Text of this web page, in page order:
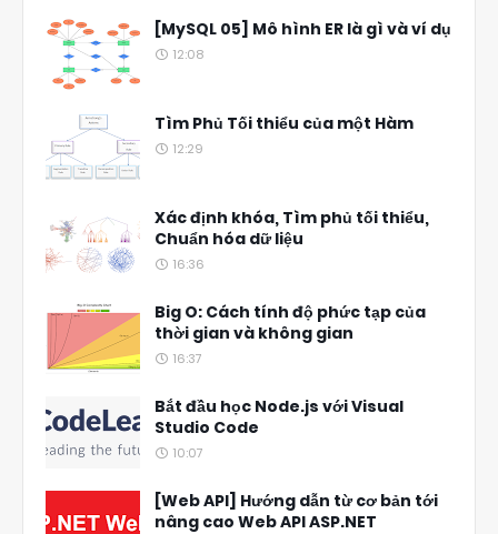
[MySQL 05] Mô hình ER là gì và ví dụ
12:08
Tìm Phủ Tối thiểu của một Hàm
12:29
Xác định khóa, Tìm phủ tối thiểu,
Chuẩn hóa dữ liệu
16:36
Big O: Cách tính độ phức tạp của
thời gian và không gian
16:37
Bắt đầu học Node.js với Visual
Studio Code
10:07
[Web API] Hướng dẫn từ cơ bản tới
nâng cao Web API ASP.NET